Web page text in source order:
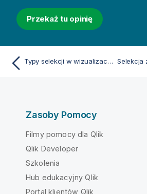
Przekaż tu opinię
Typy selekcji w wizualizacjach
Zasoby Pomocy
Filmy pomocy dla Qlik
Qlik Developer
Szkolenia
Hub edukacyjny Qlik
Portal klientów Qlik